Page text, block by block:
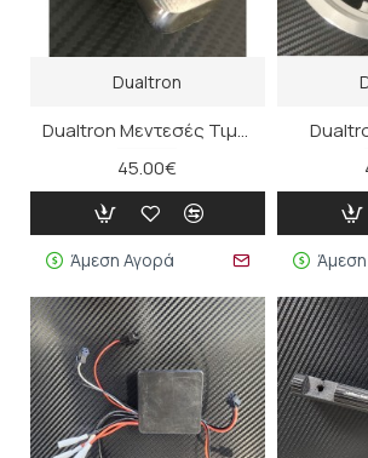
Dualtron
Dualtron Μεντεσές Τιμονιού
45.00€
Άμεση Αγορά